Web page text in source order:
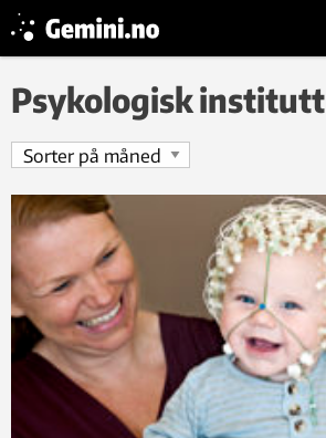
Psykologisk institutt